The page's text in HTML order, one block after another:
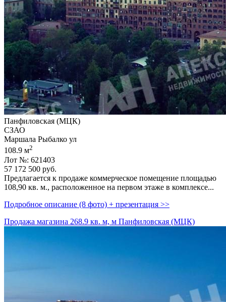
Панфиловская (МЦК)
СЗАО
Маршала Рыбалко ул
108.9 м2
Лот №: 621403
57 172 500 руб.
Предлагается к продаже коммерческое помещение площадью
108,­90 кв. м.,­ расположенное на первом этаже в комплексе...
Подробное описание (8 фото) + презентация >>
Продажа магазина 268.9 кв. м, м Панфиловская (МЦК)